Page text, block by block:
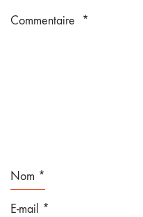
Commentaire *
Nom *
E-mail *